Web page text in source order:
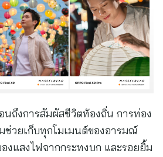
นถึงการสัมผัสชีวิตท้องถิ่น การท่อง
ช่วยเก็บทุกโมเมนต์ของอารมณ์
งแสงไฟจากกระทงบก และรอยยิ้ม